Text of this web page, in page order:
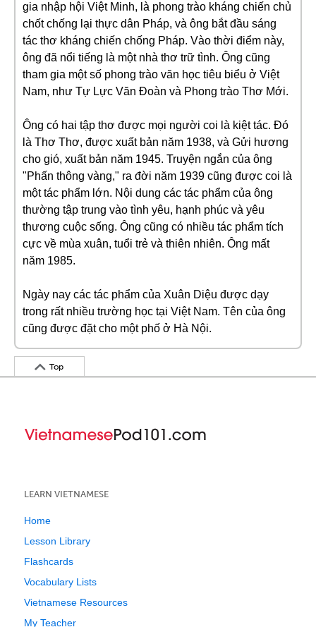
gia nhập hội Việt Minh, là phong trào kháng chiến chủ
chốt chống lại thực dân Pháp, và ông bắt đầu sáng
tác thơ kháng chiến chống Pháp. Vào thời điểm này,
ông đã nổi tiếng là một nhà thơ trữ tình. Ông cũng
tham gia một số phong trào văn học tiêu biểu ở Việt
Nam, như Tự Lực Văn Đoàn và Phong trào Thơ Mới.
Ông có hai tập thơ được mọi người coi là kiệt tác. Đó
là Thơ Thơ, được xuất bản năm 1938, và Gửi hương
cho gió, xuất bản năm 1945. Truyện ngắn của ông
"Phấn thông vàng," ra đời năm 1939 cũng được coi là
một tác phẩm lớn. Nội dung các tác phẩm của ông
thường tập trung vào tình yêu, hạnh phúc và yêu
thương cuộc sống. Ông cũng có nhiều tác phẩm tích
cực về mùa xuân, tuổi trẻ và thiên nhiên. Ông mất
năm 1985.
Ngày nay các tác phẩm của Xuân Diệu được dạy
trong rất nhiều trường học tại Việt Nam. Tên của ông
cũng được đặt cho một phố ở Hà Nội.
Top
LEARN VIETNAMESE
Home
Lesson Library
Flashcards
Vocabulary Lists
Vietnamese Resources
My Teacher